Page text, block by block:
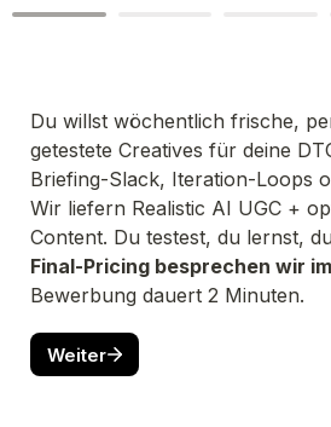
Du willst wöchentlich frische,
getestete Creatives für deine
Briefing-Slack, Iteration-Loops
Wir liefern Realistic AI UGC +
Content. Du testest, du lernst,
Final-Pricing besprechen wir
Bewerbung dauert 2 Minuten.
Weiter